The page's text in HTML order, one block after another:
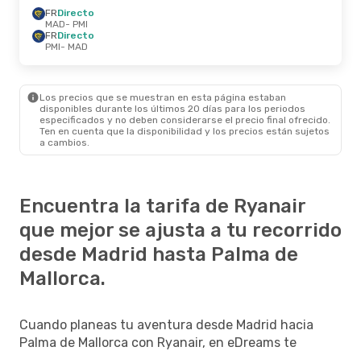
FRDirecto
MAD- PMI
FRDirecto
PMI- MAD
Los precios que se muestran en esta página estaban
disponibles durante los últimos 20 días para los periodos
especificados y no deben considerarse el precio final ofrecido.
Ten en cuenta que la disponibilidad y los precios están sujetos
a cambios.
Encuentra la tarifa de Ryanair
que mejor se ajusta a tu recorrido
desde Madrid hasta Palma de
Mallorca.
Cuando planeas tu aventura desde Madrid hacia
Palma de Mallorca con Ryanair, en eDreams te